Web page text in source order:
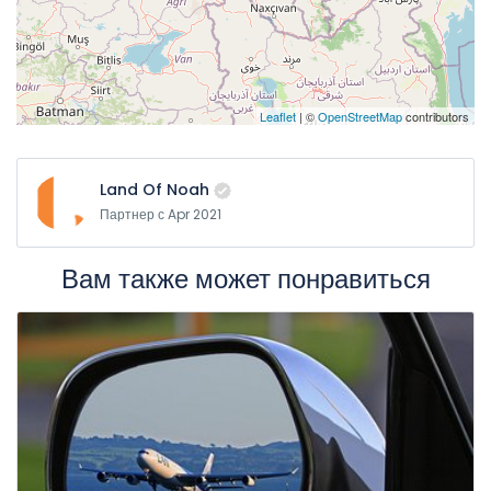
Leaflet| ©OpenStreetMapcontributors
Land Of Noah
Партнер с Apr 2021
Вам также может понравиться